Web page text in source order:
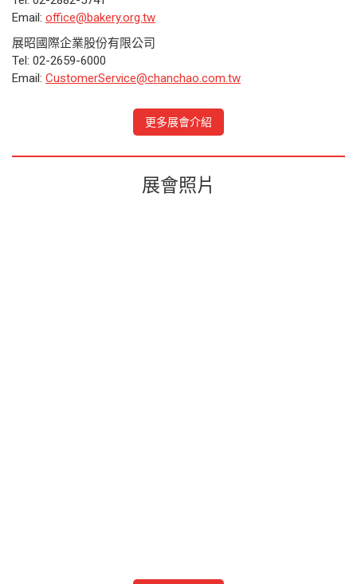
Email: office@bakery.org.tw
展昭國際企業股份有限公司
Tel: 02-2659-6000
Email: CustomerService@chanchao.com.tw
更多展會介紹
展會照片